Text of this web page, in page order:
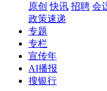
原创 快讯 招聘 会
政策速递
专题
专栏
宣传年
AI播报
搜银行